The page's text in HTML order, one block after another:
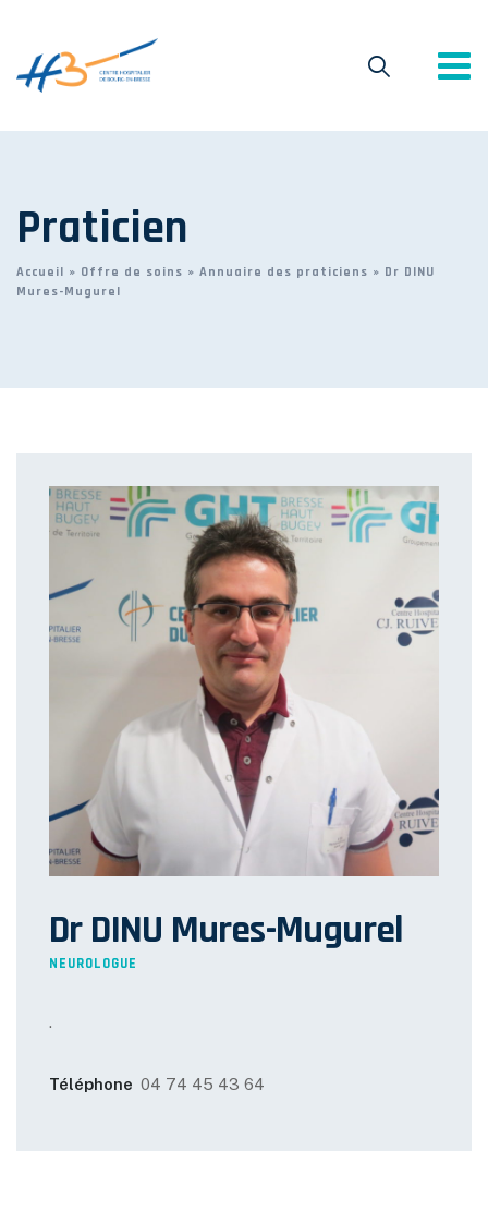
Praticien
Accueil » Offre de soins » Annuaire des praticiens » Dr DINU
Mures-Mugurel
Dr DINU Mures-Mugurel
NEUROLOGUE
.
Téléphone 04 74 45 43 64